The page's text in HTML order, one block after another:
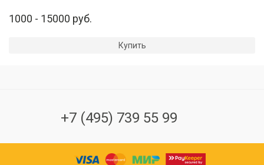
1000 - 15000 руб.
Купить
+7 (495) 739 55 99